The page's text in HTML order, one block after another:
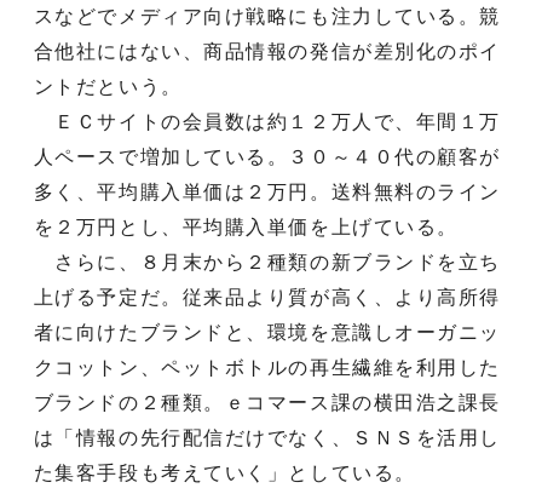
スなどでメディア向け戦略にも注力している。競
合他社にはない、商品情報の発信が差別化のポイ
ントだという。
ＥＣサイトの会員数は約１２万人で、年間１万
人ペースで増加している。３０～４０代の顧客が
多く、平均購入単価は２万円。送料無料のライン
を２万円とし、平均購入単価を上げている。
さらに、８月末から２種類の新ブランドを立ち
上げる予定だ。従来品より質が高く、より高所得
者に向けたブランドと、環境を意識しオーガニッ
クコットン、ペットボトルの再生繊維を利用した
ブランドの２種類。ｅコマース課の横田浩之課長
は「情報の先行配信だけでなく、ＳＮＳを活用し
た集客手段も考えていく」としている。